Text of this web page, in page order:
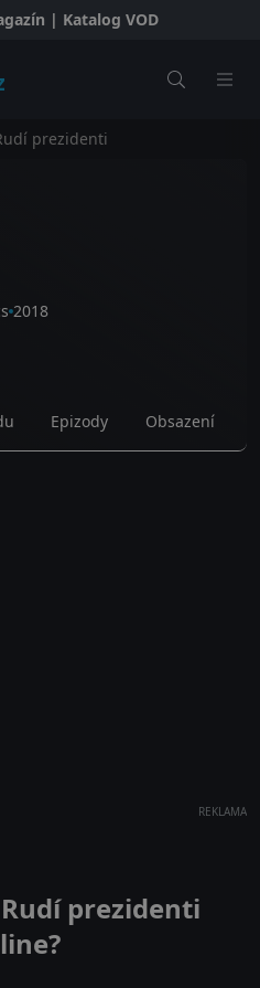
| Katalog VOD
prezidenti
2018
Epizody Obsazení
REKLAMA
prezidenti